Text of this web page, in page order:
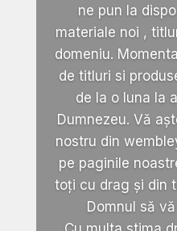
ne pun la
materiale noi ,
domeniu.
de titluri si
de la o luna la
Dumnezeu. Vă
nostru din
pe paginile
toți cu drag și din
Domnul să